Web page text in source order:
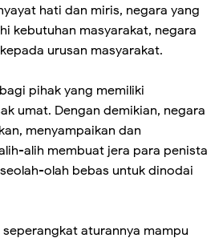
hati dan miris, negara yang
kebutuhan masyarakat, negara
urusan masyarakat.
pihak yang memiliki
umat. Dengan demikian, negara
menyampaikan dan
alih membuat jera para penista
olah bebas untuk dinodai
aturannya mampu